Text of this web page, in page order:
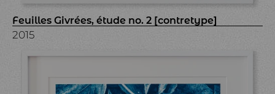
Feuilles Givrées, étude no. 2 [contretype]
2015